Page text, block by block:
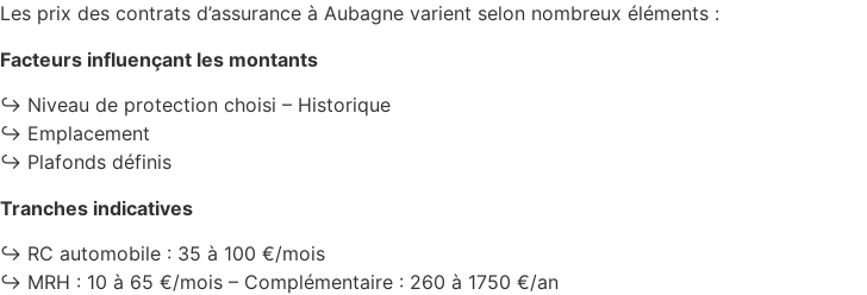
Les prix des contrats d’assurance à Aubagne varient selon nombreux éléments :
Facteurs influençant les montants
↪️ Niveau de protection choisi – Historique
↪️ Emplacement
↪️ Plafonds définis
Tranches indicatives
↪️ RC automobile : 35 à 100 €/mois
↪️ MRH : 10 à 65 €/mois – Complémentaire : 260 à 1750 €/an